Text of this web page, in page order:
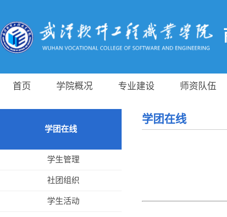
首页 学院概况 专业建设 师资队伍
学团在线
学生管理
社团组织
学生活动
学团在线